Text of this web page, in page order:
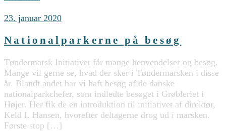
23. januar 2020
Nationalparkerne på besøg
Tøndermarsk Initiativet får mange henvendelser og besøg.
Mange vil gerne se, hvad der sker i Tøndermarsken i disse
år. Blandt andet har vi haft besøg af de danske
nationalparkchefer, som indledte besøget i Grøbleriet i
Højer. Her fik de en introduktion til initiativet af direktør,
Keld I. Hansen, hvorefter deltagerne drog ud i marsken.
Første stop […]